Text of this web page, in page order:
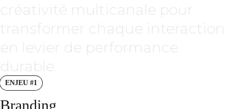
créativité multicanale pour
transformer chaque interaction
en levier de performance
durable.
ENJEU #1
Branding